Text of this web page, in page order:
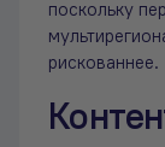
поскольку
рискованнее.